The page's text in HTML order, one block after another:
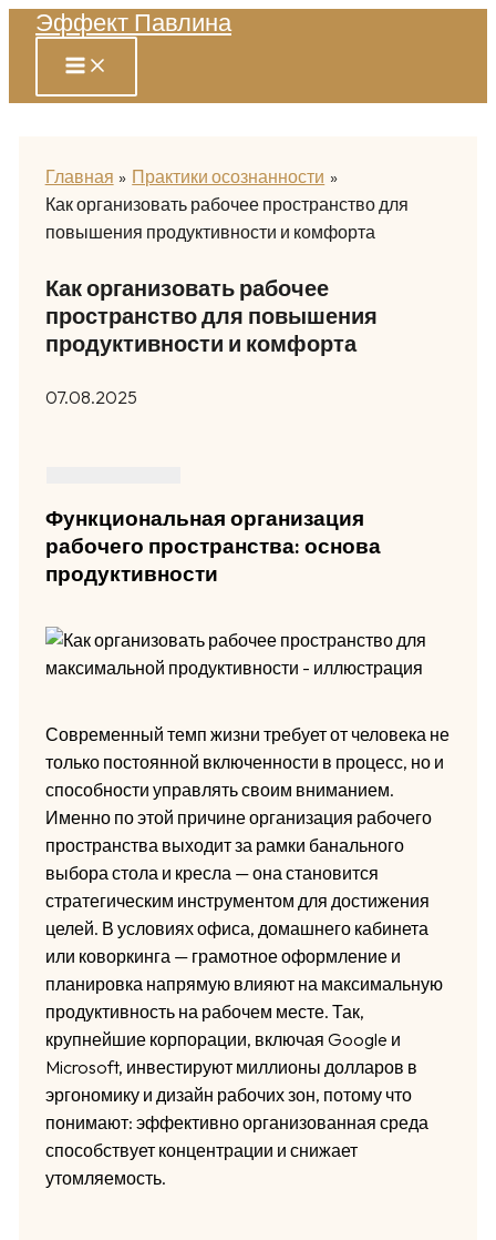
Перейти
содержимому
Эффект Павлина
Главная
Практики осознанности
Как организовать рабочее пространство для
повышения продуктивности и комфорта
Как организовать рабочее
пространство для повышения
продуктивности и комфорта
07.08.2025
Функциональная организация
рабочего пространства: основа
продуктивности
Современный темп жизни требует от человека не
только постоянной включенности в процесс, но и
способности управлять своим вниманием.
Именно по этой причине организация рабочего
пространства выходит за рамки банального
выбора стола и кресла — она становится
стратегическим инструментом для достижения
целей. В условиях офиса, домашнего кабинета
или коворкинга — грамотное оформление и
планировка напрямую влияют на максимальную
продуктивность на рабочем месте. Так,
крупнейшие корпорации, включая Google и
Microsoft, инвестируют миллионы долларов в
эргономику и дизайн рабочих зон, потому что
понимают: эффективно организованная среда
способствует концентрации и снижает
утомляемость.